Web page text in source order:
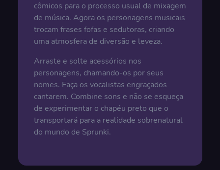
cômicos para o processo usual de mixagem
de música. Agora os personagens musicais
trocam frases fofas e sedutoras, criando
uma atmosfera de diversão e leveza.
Arraste e solte acessórios nos
personagens, chamando-os por seus
nomes. Faça os vocalistas engraçados
cantarem. Combine sons e não se esqueça
de experimentar o chapéu preto que o
transportará para a realidade sobrenatural
do mundo de Sprunki.